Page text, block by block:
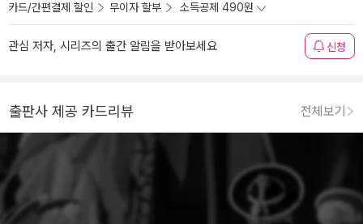
카드/간편결제 할인 무이자 할부 소득공제 490원
관심 저자, 시리즈의 출간 알림을 받아보세요 신청
출판사 제공 카드리뷰 전체보기